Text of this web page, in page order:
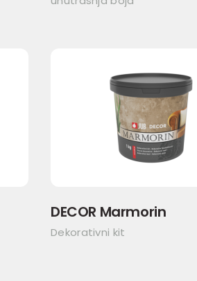
DECOR Marmorin
Dekorativni kit